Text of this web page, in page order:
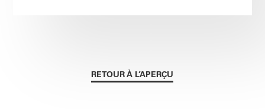
RETOUR À L’APERÇU